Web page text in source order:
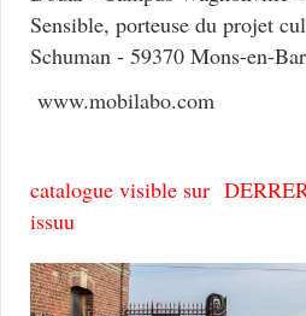
Sensible, porteuse du projet
Schuman - 59370 Mons-en-
www.mobilabo.com
catalogue visible sur
issuu